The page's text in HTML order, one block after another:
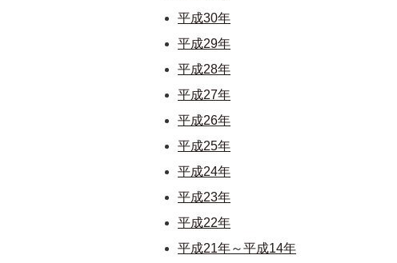
平成30年
平成29年
平成28年
平成27年
平成26年
平成25年
平成24年
平成23年
平成22年
平成21年～平成14年